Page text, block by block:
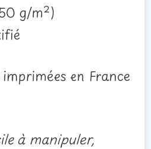
g/m²)
en France
à manipuler,